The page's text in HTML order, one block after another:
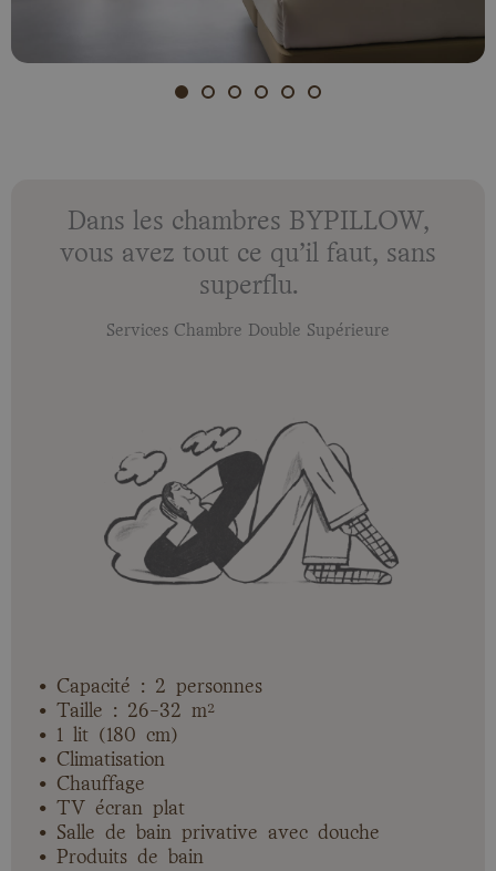
Dans les chambres BYPILLOW,
vous avez tout ce qu’il faut, sans
superflu.
Services Chambre Double Supérieure
• Capacité : 2 personnes
• Taille : 26-32 m²
• 1 lit (180 cm)
• Climatisation
• Chauffage
• TV écran plat
• Salle de bain privative avec douche
• Produits de bain